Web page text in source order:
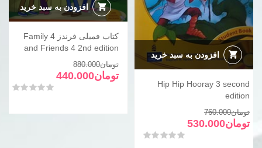
افزودن به سبد خرید
Hip Hip Hooray 3 second
edition
تومان760.000قیمت
اصلی
تومان760.000
تومان530.000
قیمت
فعلی
تومان530.000
امتیاز0از 5
Family
and
Friends
2nd
edition
افزودن به سبد خرید
کتاب فمیلی فرندز 4 Family
and Friends 4 2nd edition
تومان880.000قیمت
اصلی
تومان880.000
تومان440.000
قیمت
فعلی
تومان440.000
امتیاز0از 5